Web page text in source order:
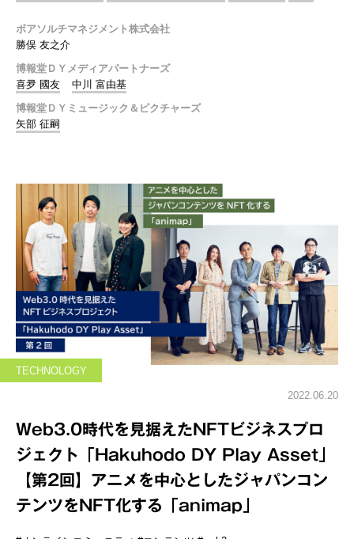
ボアソルチマネジメント株式会社
勝俣 友之介
博報堂ＤＹメディアパートナーズ
喜夛 國友
中川 富由基
博報堂ＤＹミュージック＆ピクチャーズ
矢部 征嗣
TECHNOLOGY
2022.06.20
Web3.0時代を見据えたNFTビジネスプロ
ジェクト「Hakuhodo DY Play Asset」
【第2回】アニメを中心としたジャパンコン
テンツをNFT化する「animap」